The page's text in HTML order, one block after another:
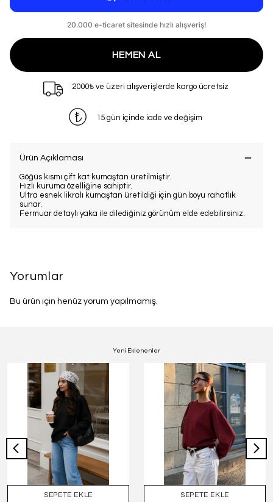
HEMEN AL
2000₺ ve üzeri alışverişlerde kargo ücretsiz
15 gün içinde iade ve değişim
Ürün Açıklaması
Göğüs kısmı çift kat kumaştan üretilmiştir.
Hızlı kuruma özelliğine sahiptir.
Ultra esnek likralı kumaştan üretildiği için gün boyu rahatlık
sunar.
Fermuar detaylı yaka ile dilediğiniz görünüm elde edebilirsiniz.
Yorumlar
Bu ürün için henüz yorum yapılmamış.
Yeni Eklenenler
SEPETE EKLE SEPETE EKLE